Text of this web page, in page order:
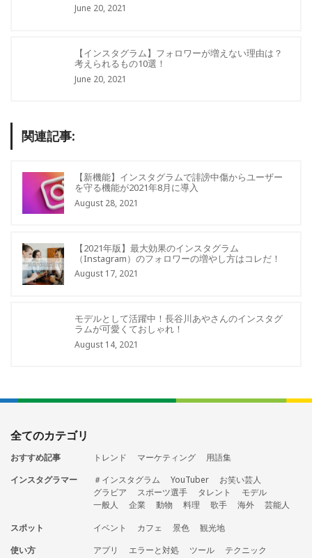
June 20, 2021
【インスタグラム】フォロワーが増えない理由は？
考えられるもの10選！
June 20, 2021
関連記事:
【新機能】インスタグラムで誹謗中傷からユーザー
を守る機能が2021年8月に導入
August 28, 2021
【2021年版】最大効果のインスタグラム
（Instagram）のフォロワーの増やし方はコレだ！
August 17, 2021
モデルとして活躍中！長谷川あやさんのインスタグ
ラムが可愛くておしゃれ！
August 14, 2021
全てのカテゴリ
おすすめ記事 トレンド マーケティング
用語集
インスタグラマー
＃インスタグラム YouTuber
お笑い芸人
グラビア
スポーツ選手 タレント
モデル
一般人
企業 動物 料理 歌手 海外
芸能人
スポット
イベント カフェ 景色
観光地
使い方
アプリ エラーと対処 ツール
テクニック